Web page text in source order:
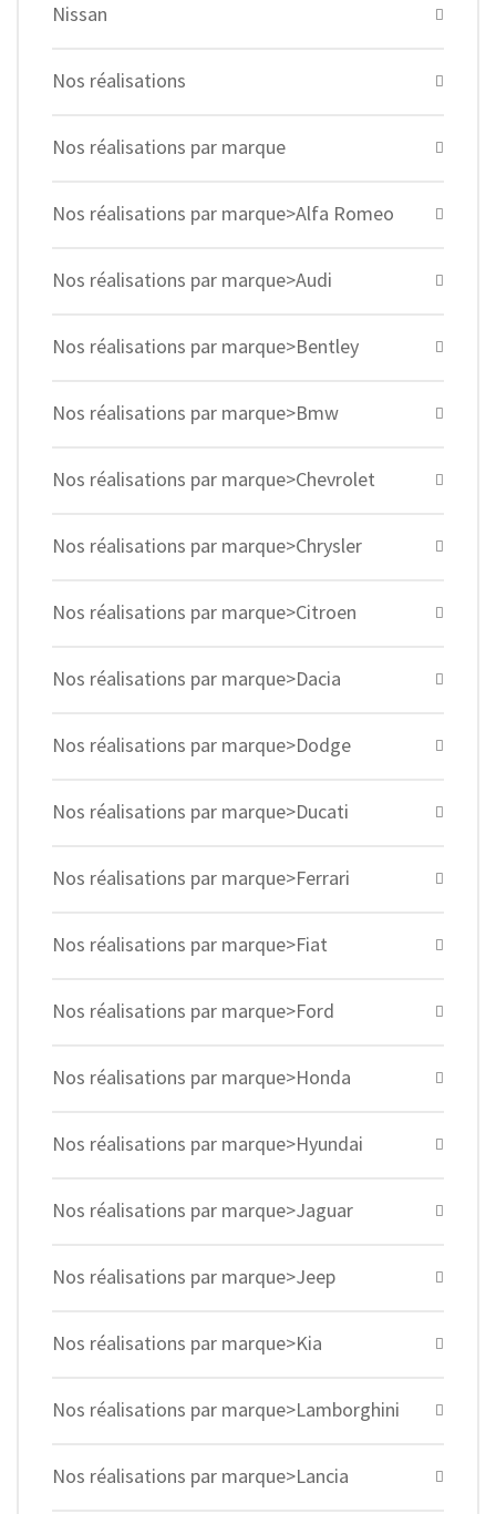
Nissan
Nos réalisations
Nos réalisations par marque
Nos réalisations par marque>Alfa Romeo
Nos réalisations par marque>Audi
Nos réalisations par marque>Bentley
Nos réalisations par marque>Bmw
Nos réalisations par marque>Chevrolet
Nos réalisations par marque>Chrysler
Nos réalisations par marque>Citroen
Nos réalisations par marque>Dacia
Nos réalisations par marque>Dodge
Nos réalisations par marque>Ducati
Nos réalisations par marque>Ferrari
Nos réalisations par marque>Fiat
Nos réalisations par marque>Ford
Nos réalisations par marque>Honda
Nos réalisations par marque>Hyundai
Nos réalisations par marque>Jaguar
Nos réalisations par marque>Jeep
Nos réalisations par marque>Kia
Nos réalisations par marque>Lamborghini
Nos réalisations par marque>Lancia